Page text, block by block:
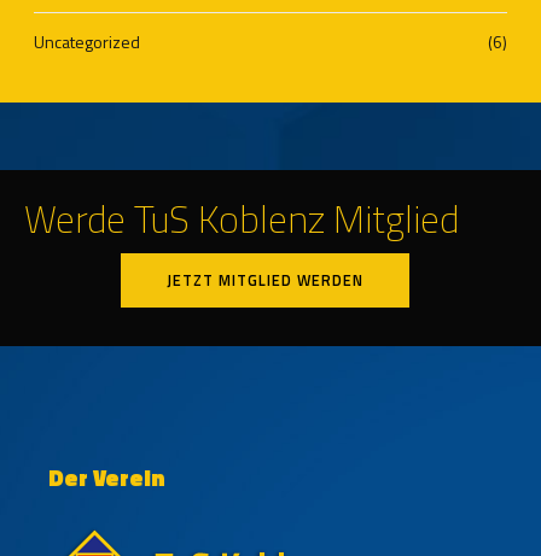
Uncategorized (6)
Werde TuS Koblenz Mitglied
JETZT MITGLIED WERDEN
Der Verein